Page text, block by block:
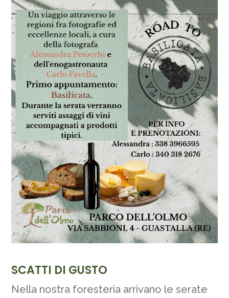
SCATTI DI GUSTO
Nella nostra foresteria arrivano le serate